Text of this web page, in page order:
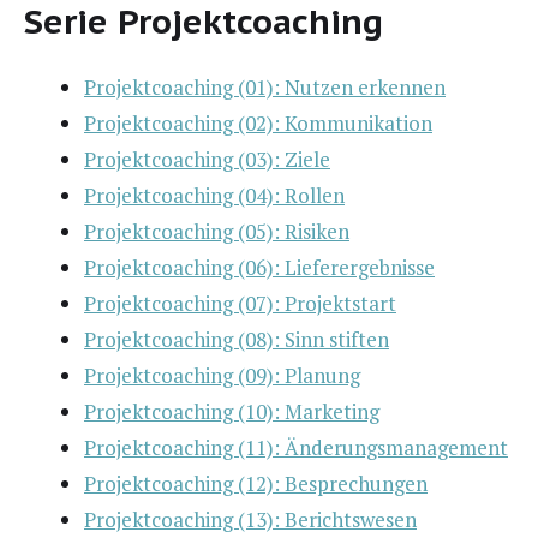
Serie Projektcoaching
Pro­jekt­coa­ching (01): Nut­zen erkennen
Pro­jekt­coa­ching (02): Kommunikation
Pro­jekt­coa­ching (03): Ziele
Pro­jekt­coa­ching (04): Rollen
Pro­jekt­coa­ching (05): Risiken
Pro­jekt­coa­ching (06): Lieferergebnisse
Pro­jekt­coa­ching (07): Projektstart
Pro­jekt­coa­ching (08): Sinn stiften
Pro­jekt­coa­ching (09): Planung
Pro­jekt­coa­ching (10): Marketing
Pro­jekt­coa­ching (11): Änderungsmanagement
Pro­jekt­coa­ching (12): Besprechungen
Pro­jekt­coa­ching (13): Berichtswesen